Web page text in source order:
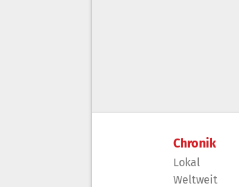
Chronik
Lokal
Weltweit